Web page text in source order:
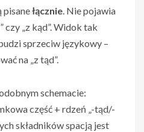
pisanełącznie. Nie pojawia
czy „z kąd”. Widok tak
sprzeciw językowy –
na „z tąd”.
schemacie:
część + rdzeń „-tąd/-
składników spacją jest